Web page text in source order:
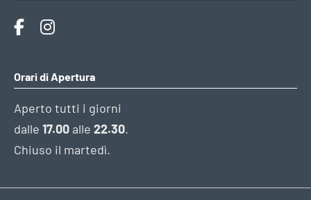
Orari di Apertura
Aperto tutti i giorni
dalle 17.00 alle 22.30.
Chiuso il martedì.